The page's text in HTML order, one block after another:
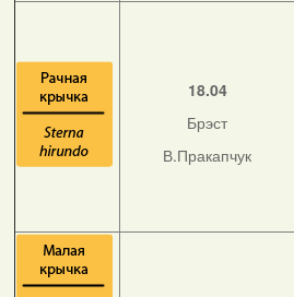
18.04
Брэст
В.Пракапчук